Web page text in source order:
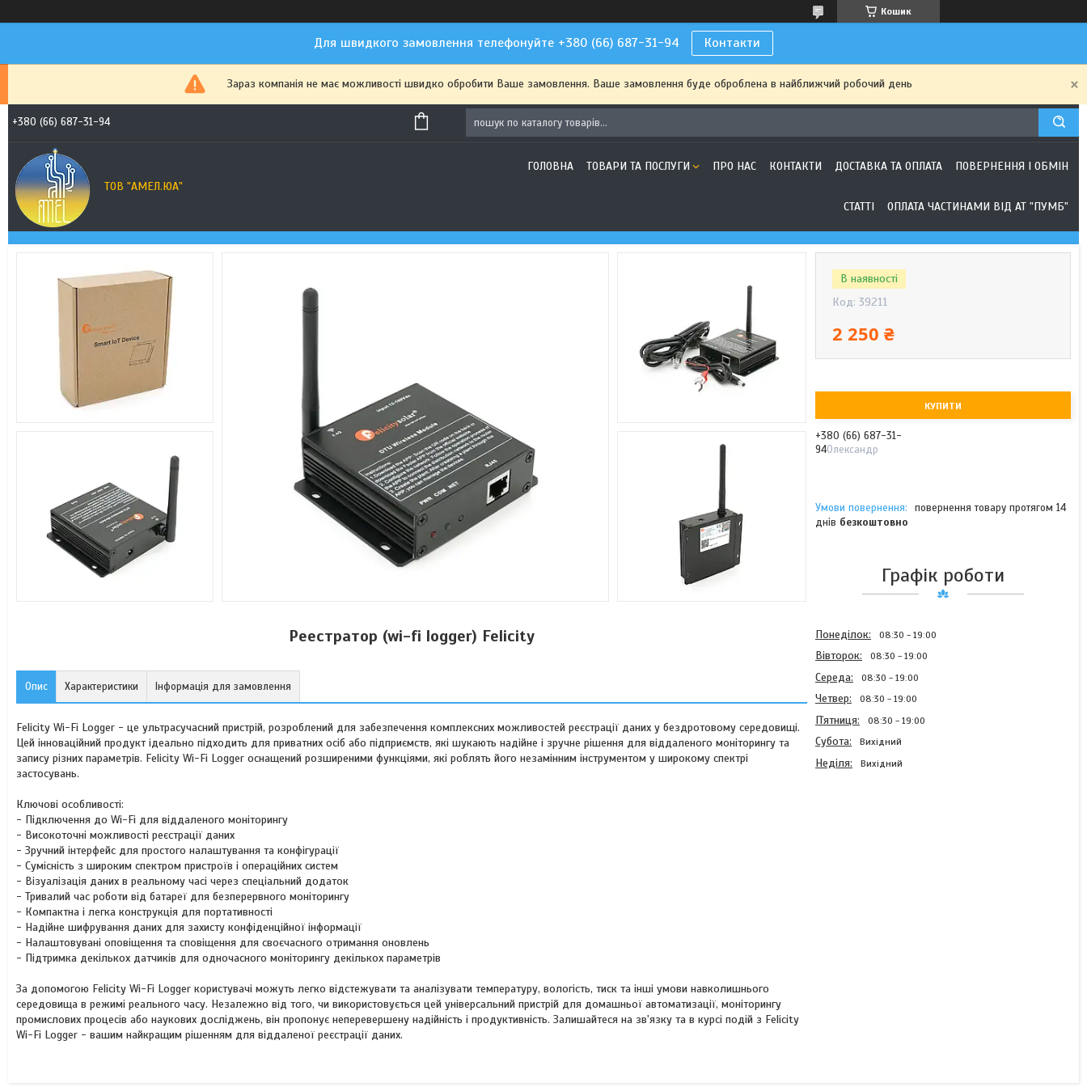
Кошик
Для швидкого замовлення телефонуйте +380 (66) 687-31-94 Контакти
Зараз компанія не має можливості швидко обробити Ваше замовлення. Ваше замовлення буде оброблена в найближчий робочий день
+380 (66) 687-31-94
ТОВ "АМЕЛ.ЮА"
ГОЛОВНА ТОВАРИ ТА ПОСЛУГИ ПРО НАС КОНТАКТИ ДОСТАВКА ТА ОПЛАТА ПОВЕРНЕННЯ І ОБМІН
СТАТТІ ОПЛАТА ЧАСТИНАМИ ВІД АТ "ПУМБ"
Реестратор (wi-fi logger) Felicity
Опис Характеристики Інформація для замовлення
Felicity Wi-Fi Logger - це ультрасучасний пристрій, розроблений для забезпечення комплексних можливостей реєстрації даних у бездротовому середовищі.
Цей інноваційний продукт ідеально підходить для приватних осіб або підприємств, які шукають надійне і зручне рішення для віддаленого моніторингу та
запису різних параметрів. Felicity Wi-Fi Logger оснащений розширеними функціями, які роблять його незамінним інструментом у широкому спектрі
застосувань.
Ключові особливості:
- Підключення до Wi-Fi для віддаленого моніторингу
- Високоточні можливості реєстрації даних
- Зручний інтерфейс для простого налаштування та конфігурації
- Сумісність з широким спектром пристроїв і операційних систем
- Візуалізація даних в реальному часі через спеціальний додаток
- Тривалий час роботи від батареї для безперервного моніторингу
- Компактна і легка конструкція для портативності
- Надійне шифрування даних для захисту конфіденційної інформації
- Налаштовувані оповіщення та сповіщення для своєчасного отримання оновлень
- Підтримка декількох датчиків для одночасного моніторингу декількох параметрів
За допомогою Felicity Wi-Fi Logger користувачі можуть легко відстежувати та аналізувати температуру, вологість, тиск та інші умови навколишнього
середовища в режимі реального часу. Незалежно від того, чи використовується цей універсальний пристрій для домашньої автоматизації, моніторингу
промислових процесів або наукових досліджень, він пропонує неперевершену надійність і продуктивність. Залишайтеся на зв'язку та в курсі подій з Felicity
Wi-Fi Logger - вашим найкращим рішенням для віддаленої реєстрації даних.
В наявності
Код: 39211
2 250 ₴
КУПИТИ
+380 (66) 687-31-
94Олександр
повернення товару протягом 14
днів безкоштовно
Графік роботи
Понеділок 08:30 19:00
Вівторок 08:30 19:00
Середа 08:30 19:00
Четвер 08:30 19:00
Пʼятниця 08:30 19:00
Субота Вихідний
Неділя Вихідний